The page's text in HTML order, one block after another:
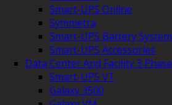
Smart-UPS Online
Symmetra
Smart-UPS Battery
Smart-UPS Accessories
Data Center And Facility 3
Smart-UPS VT
Galaxy 3500